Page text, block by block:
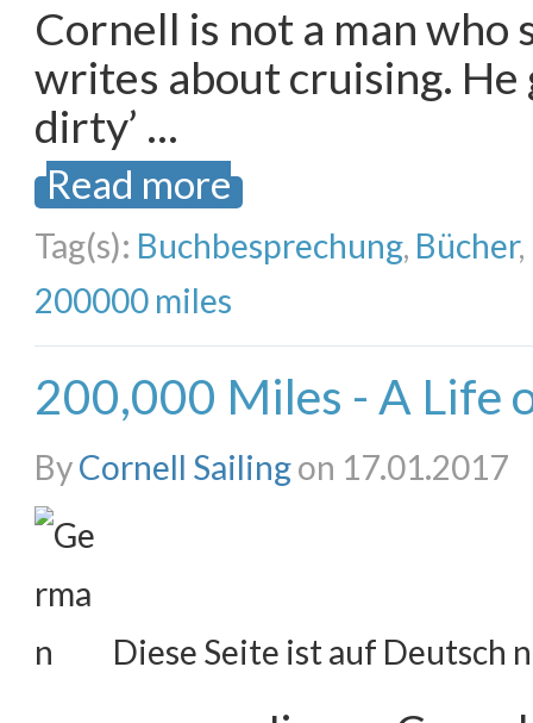
Cornell is not a man who
writes about cruising. He
dirty’ …
Read more
Tag(s): Buchbesprechung, Bücher,
200000 miles
200,000 Miles - A Life
ByCornell Sailingon 17.01.2017
Diese Seite ist auf Deutsch